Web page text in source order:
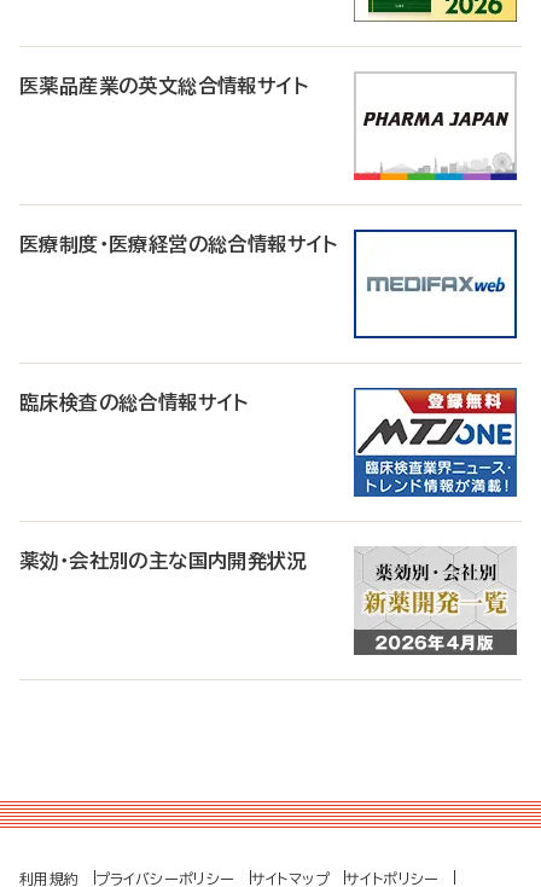
医薬品産業の英文総合情報サイト
医療制度・医療経営の総合情報サイト
臨床検査の総合情報サイト
薬効・会社別の主な国内開発状況
利用規約 プライバシーポリシー サイトマップ サイトポリシー